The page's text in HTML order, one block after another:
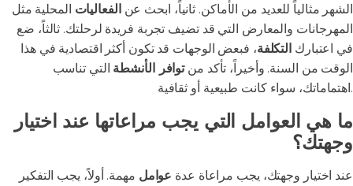
الشهر مثالياً للعديد من الأماكن. ثانياً، ابحث عن الفعاليات المحلية مثل
المهرجانات والمعارض التي قد تضيف تجربة فريدة لرحلتك. ثالثاً، ضع
في اعتبارك التكلفة، فبعض الوجهات قد تكون أكثر اقتصادية في هذا
الوقت من السنة. وأخيراً، تأكد منتوافر الأنشطة التي تناسب
اهتماماتك، سواء كانت طبيعية أو ثقافية.
ما هي العوامل التي يجب مراعاتها عند اختيار
وجهتك؟
عند اختيار وجهتك، يجب مراعاة عدة عوامل مهمة. أولاً، يجب التفكير